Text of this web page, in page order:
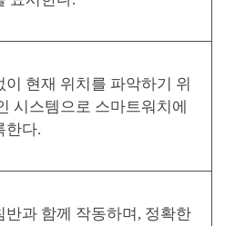
이 현재 위치를 파악하기 위
시스템으로 스마트워치에
한다.
반과 함께 작동하며, 정확한